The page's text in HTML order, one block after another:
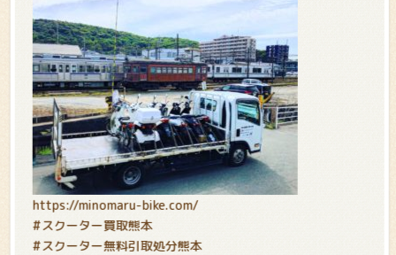
https://minomaru-bike.com/
#スクーター買取熊本
#スクーター無料引取処分熊本